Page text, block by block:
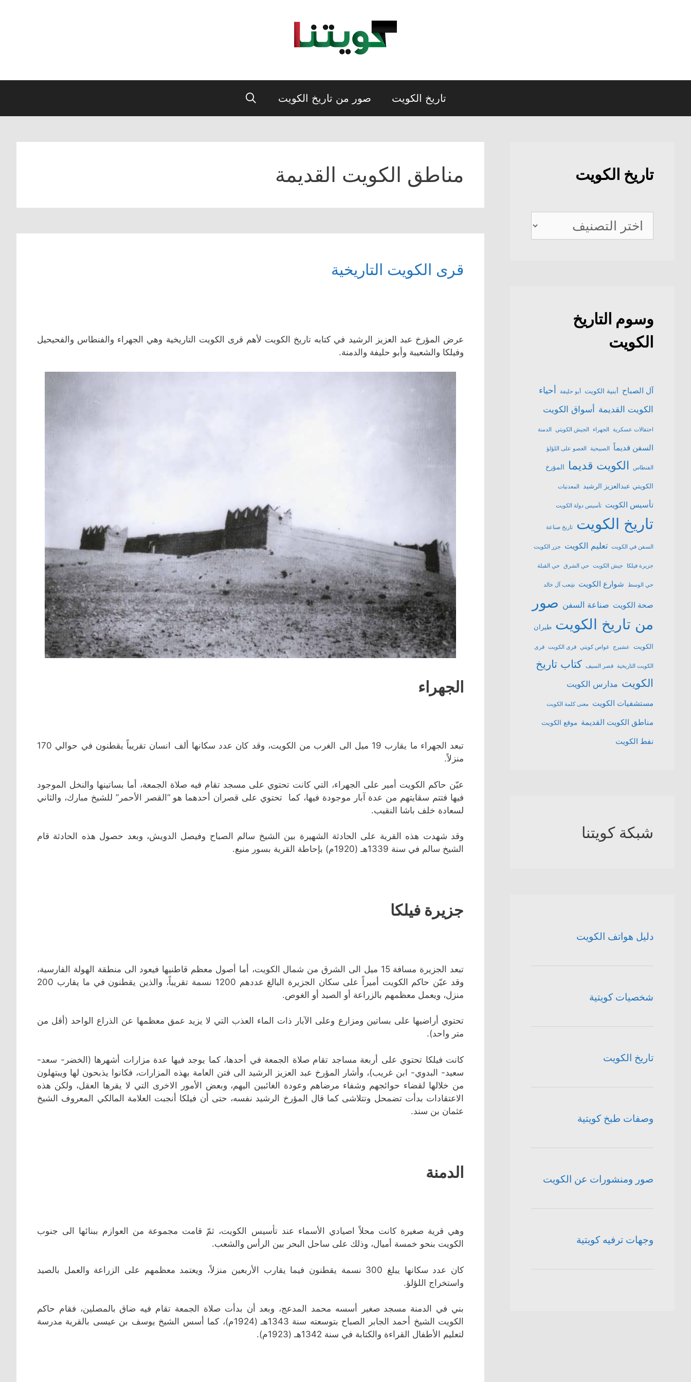
تاريخ الكويت صور من تاريخ الكويت
مناطق الكويت القديمة
قرى الكويت التاريخية
عرض المؤرخ عبد العزيز الرشيد في كتابه تاريخ الكويت لأهم قرى الكويت التاريخية وهي الجهراء والفنطاس والفحيحيل
وفيلكا والشعيبة وأبو حليفة والدمنة.
الجهراء
تبعد الجهراء ما يقارب 19 ميل الى الغرب من الكويت، وقد كان عدد سكانها ألف انسان تقريباً يقطنون في حوالي 170
منزلاً.
عيّن حاكم الكويت أمير على الجهراء، التي كانت تحتوي على مسجد تقام فيه صلاة الجمعة، أما بساتينها والنخل الموجود
فيها فتتم سقايتهم من عدة آبار موجودة فيها، كما تحتوي على قصران أحدهما هو “القصر الأحمر” للشيخ مبارك، والثاني
لسعادة خلف باشا النقيب.
وقد شهدت هذه القرية على الحادثة الشهيرة بين الشيخ سالم الصباح وفيصل الدويش، وبعد حصول هذه الحادثة قام
الشيخ سالم في سنة 1339هـ (1920م) بإحاطة القرية بسور منيع.
جزيرة فيلكا
تبعد الجزيرة مسافة 15 ميل الى الشرق من شمال الكويت، أما أصول معظم قاطنيها فيعود الى منطقة الهولة الفارسية،
وقد عيّن حاكم الكويت أميراً على سكان الجزيرة البالغ عددهم 1200 نسمة تقريباً، والذين يقطنون في ما يقارب 200
منزل، ويعمل معظمهم بالزراعة أو الصيد أو الغوص.
تحتوي أراضيها على بساتين ومزارع وعلى الآبار ذات الماء العذب التي لا يزيد عمق معظمها عن الذراع الواحد (أقل من
متر واحد).
كانت فيلكا تحتوي على أربعة مساجد تقام صلاة الجمعة في أحدها، كما يوجد فيها عدة مزارات أشهرها (الخضر- سعد-
سعيد- البدوي- ابن غريب)، وأشار المؤرخ عبد العزيز الرشيد الى فتن العامة بهذه المزارات، فكانوا يذبحون لها ويبتهلون
من خلالها لقضاء حوائجهم وشفاء مرضاهم وعودة الغائبين اليهم، وبعض الأمور الاخرى التي لا يقرها العقل، ولكن هذه
الاعتقادات بدأت تضمحل وتتلاشى كما قال المؤرخ الرشيد نفسه، حتى أن فيلكا أنجبت العلامة المالكي المعروف الشيخ
عثمان بن سند.
الدمنة
وهي قرية صغيرة كانت محلاً اصيادي الأسماء عند تأسيس الكويت، ثمّ قامت مجموعة من العوازم ببنائها الى جنوب
الكويت بنحو خمسة أميال، وذلك على ساحل البحر بين الرأس والشعب.
كان عدد سكانها يبلغ 300 نسمة يقطنون فيما يقارب الأربعين منزلاً، ويعتمد معظمهم على الزراعة والعمل بالصيد
واستخراج اللؤلؤ.
بني في الدمنة مسجد صغير أسسه محمد المدعج، وبعد أن بدأت صلاة الجمعة تقام فيه ضاق بالمصلين، فقام حاكم
الكويت الشيخ أحمد الجابر الصباح بتوسعته سنة 1343هـ (1924م)، كما أسس الشيخ يوسف بن عيسى بالقرية مدرسة
لتعليم الأطفال القراءة والكتابة في سنة 1342هـ (1923م).
تاريخ الكويت
تاريخ
الكويت
وسوم التاريخ
الكويت
آل الصباح أبنية الكويت أبو حليفة
أحياء
الكويت القديمة أسواق الكويت
احتفالات عسكرية الجهراء الجيش الكويتي الدمنة
السفن قديماً الصبيحية الغصو على اللؤلؤ
الفنطاس الكويت قديما المؤرخ
الكويتي عبدالعزيز الرشيد المعدنيات
تأسيس الكويت تأسيس دولة الكويت
تاريخ الكويت تاريخ صناعة
السفن في الكويت تعليم الكويت جزر الكويت
جزيرة فيلكا جيش الكويت حي الشرق حي القبلة
حي الوسط شوارع الكويت شِعب آل خالد
صحة الكويت صناعة السفن صور
من تاريخ الكويت طيران
الكويت عشیرج غواص كويتي قرى الكويت قرى
الكويت التاريخية قصر السيف كتاب تاريخ
الكويت مدارس الكويت
مستشفيات الكويت معنى كلمة الكويت
مناطق الكويت القديمة موقع الكويت
نفط الكويت
شبكة كويتنا
دليل هواتف الكويت
شخصيات كويتية
تاريخ الكويت
وصفات طبخ كويتية
صور ومنشورات عن الكويت
وجهات ترفيه كويتية